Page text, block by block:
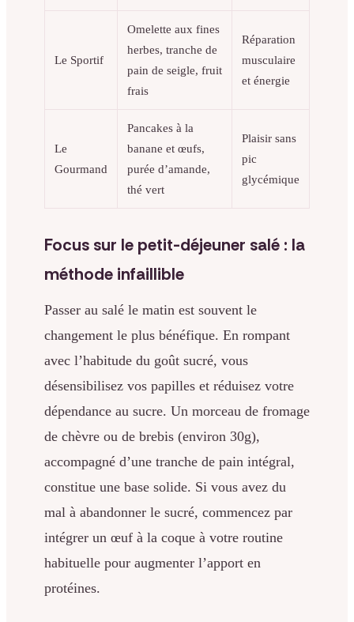
Le Sportif
Omelette aux fines
herbes, tranche de
pain de seigle, fruit
frais
Réparation
musculaire
et énergie
Le
Gourmand
Pancakes à la
banane et œufs,
purée d’amande,
thé vert
Plaisir sans
pic
glycémique
Focus sur le petit-déjeuner salé : la
méthode infaillible
Passer au salé le matin est souvent le
changement le plus bénéfique. En rompant
avec l’habitude du goût sucré, vous
désensibilisez vos papilles et réduisez votre
dépendance au sucre. Un morceau de fromage
de chèvre ou de brebis (environ 30g),
accompagné d’une tranche de pain intégral,
constitue une base solide. Si vous avez du
mal à abandonner le sucré, commencez par
intégrer un œuf à la coque à votre routine
habituelle pour augmenter l’apport en
protéines.